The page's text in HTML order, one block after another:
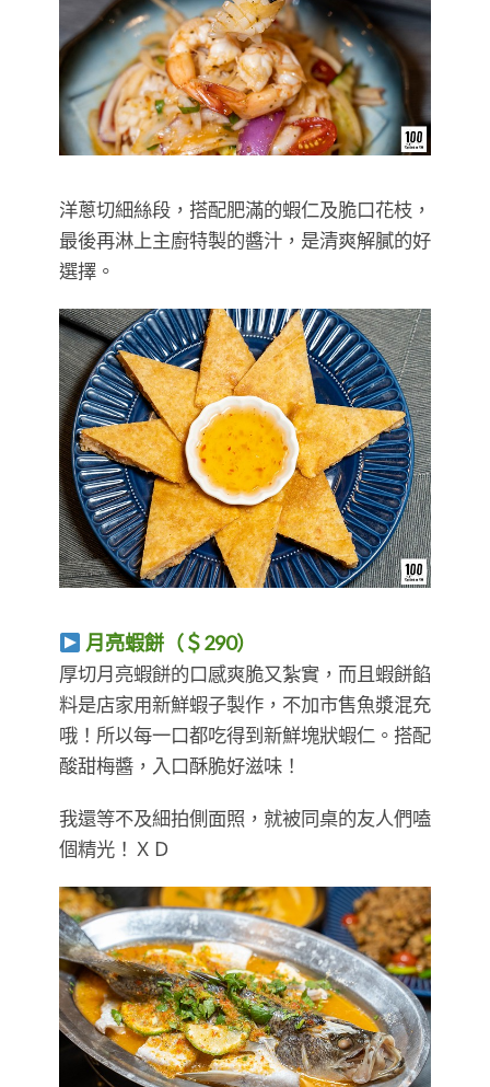
洋蔥切細絲段，搭配肥滿的蝦仁及脆口花枝，
最後再淋上主廚特製的醬汁，是清爽解膩的好
選擇。
月亮蝦餅（＄290）
厚切月亮蝦餅的口感爽脆又紮實，而且蝦餅餡
料是店家用新鮮蝦子製作，不加市售魚漿混充
哦！所以每一口都吃得到新鮮塊狀蝦仁。搭配
酸甜梅醬，入口酥脆好滋味！
我還等不及細拍側面照，就被同桌的友人們嗑
個精光！ＸＤ